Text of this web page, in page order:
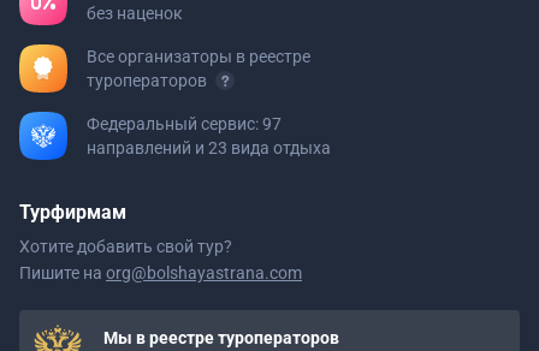
без наценок
Все организаторы в реестре
туроператоров
Федеральный сервис: 97
направлений и 23 вида отдыха
Турфирмам
Хотите добавить свой тур?
Пишите на org@bolshayastrana.com
Мы в реестре туроператоров